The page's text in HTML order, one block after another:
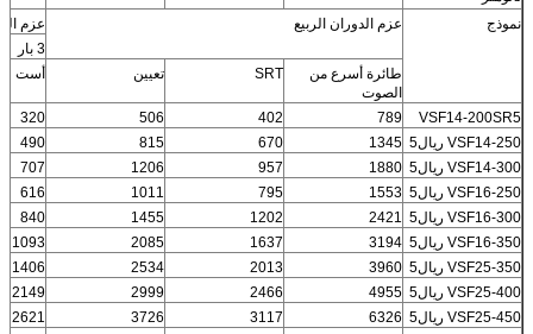
نموذج
عزم الدوران الربيع
عزم
3 بار
طائرة أسرع من
الصوت
SRT تعيين أست
VSF14-200SR5
789
402
506
320
VSF14-250 ريال5
1345
670
815
490
VSF14-300 ريال5
1880
957
1206
707
VSF16-250 ريال5
1553
795
1011
616
VSF16-300 ريال5
2421
1202
1455
840
VSF16-350 ريال5
3194
1637
2085
1093
VSF25-350 ريال5
3960
2013
2534
1406
VSF25-400 ريال5
4955
2466
2999
2149
VSF25-450 ريال5
6326
3117
3726
2621